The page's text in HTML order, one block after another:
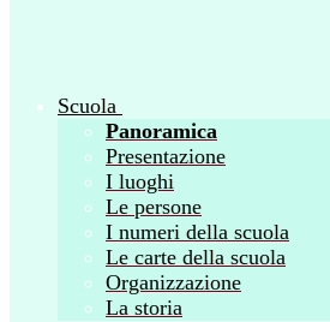
Scuola
Panoramica
Presentazione
I luoghi
Le persone
I numeri della scuola
Le carte della scuola
Organizzazione
La storia